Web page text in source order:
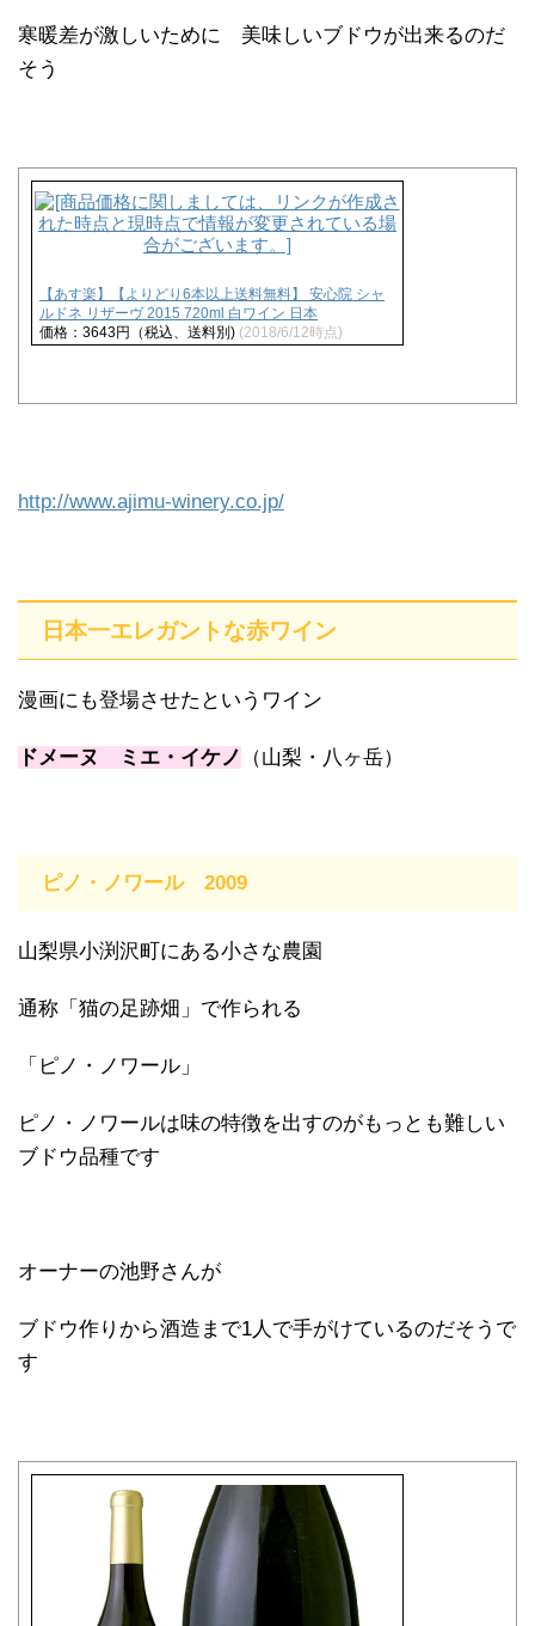
寒暖差が激しいために 美味しいブドウが出来るのだ
そう
【あす楽】【よりどり6本以上送料無料】 安心院 シャ
ルドネ リザーヴ 2015 720ml 白ワイン 日本
価格：3643円（税込、送料別) (2018/6/12時点)
http://www.ajimu-winery.co.jp/
日本一エレガントな赤ワイン
漫画にも登場させたというワイン
ドメーヌ ミエ・イケノ （山梨・八ヶ岳）
ピノ・ノワール 2009
山梨県小渕沢町にある小さな農園
通称「猫の足跡畑」で作られる
「ピノ・ノワール」
ピノ・ノワールは味の特徴を出すのがもっとも難しい
ブドウ品種です
オーナーの池野さんが
ブドウ作りから酒造まで1人で手がけているのだそうで
す